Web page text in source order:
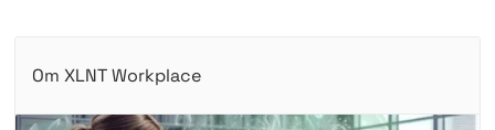
Om XLNT Workplace